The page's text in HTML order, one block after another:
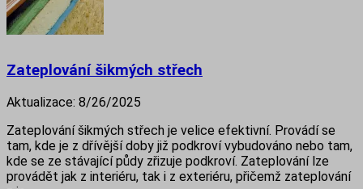
Zateplování šikmých střech
Aktualizace: 8/26/2025
Zateplování šikmých střech je velice efektivní. Provádí se
tam, kde je z dřívější doby již podkroví vybudováno nebo tam,
kde se ze stávající půdy zřizuje podkroví. Zateplování lze
provádět jak z interiéru, tak i z exteriéru, přičemž zateplování